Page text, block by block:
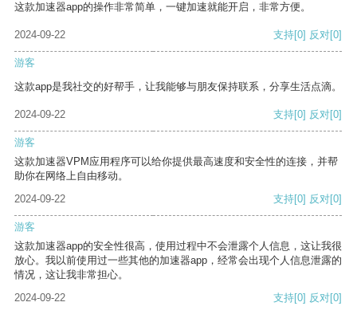
这款加速器app的操作非常简单，一键加速就能开启，非常方便。
2024-09-22 支持[0] 反对[0]
游客
这款app是我社交的好帮手，让我能够与朋友保持联系，分享生活点滴。
2024-09-22 支持[0] 反对[0]
游客
这款加速器VPM应用程序可以给你提供最高速度和安全性的连接，并帮
助你在网络上自由移动。
2024-09-22
支持[0] 反对[0]
游客
这款加速器app的安全性很高，使用过程中不会泄露个人信息，这让我很
放心。我以前使用过一些其他的加速器app，经常会出现个人信息泄露的
情况，这让我非常担心。
2024-09-22
支持[0] 反对[0]